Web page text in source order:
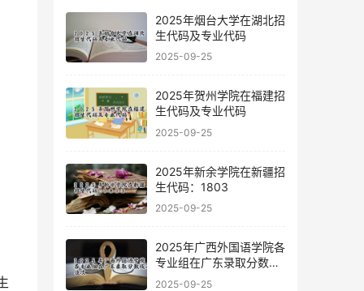
2025年烟台大学在湖北招
生代码及专业代码
2025-09-25
2025年贺州学院在福建招
生代码及专业代码
2025-09-25
2025年新余学院在新疆招
生代码：1803
2025-09-25
2025年广西外国语学院各
专业组在广东录取分数线
及位次
2025-09-25